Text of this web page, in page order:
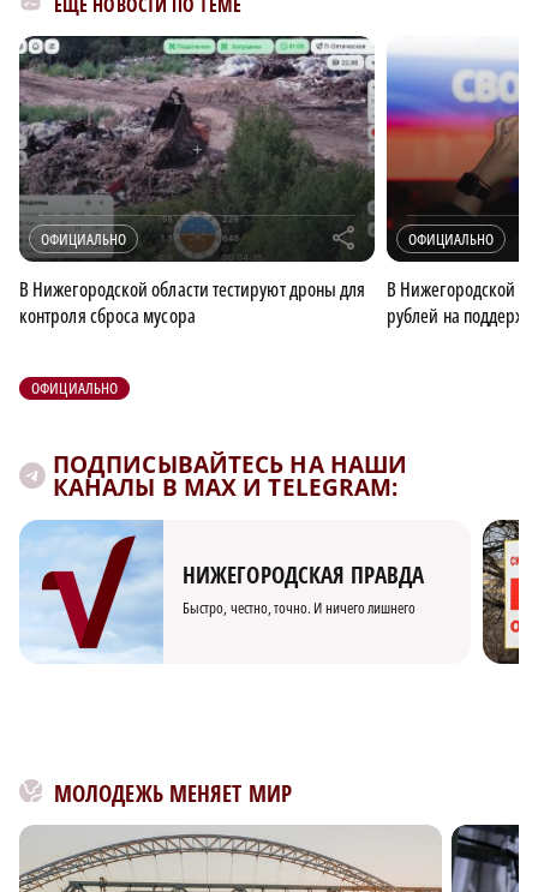
ОФИЦИАЛЬНО r
В Нижегородской области тестируют дроны для
контроля сброса мусора
ОФИЦИАЛЬНО
В Нижегородской
рублей на
ОФИЦИАЛЬНО
ПОДПИСЫВАЙТЕСЬ НА НАШИ
КАНАЛЫ В MAX И TELEGRAM:
НИЖЕГОРОДСКАЯ ПРАВДА
Быстро, честно, точно. И ничего лишнего
МОЛОДЕЖЬ МЕНЯЕТ МИР
×